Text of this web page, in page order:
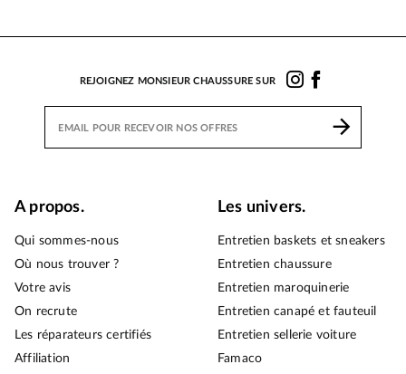
REJOIGNEZ MONSIEUR CHAUSSURE SUR
A propos.
Qui sommes-nous
Où nous trouver ?
Votre avis
On recrute
Les réparateurs certifiés
Affiliation
Les univers.
Entretien baskets et sneakers
Entretien chaussure
Entretien maroquinerie
Entretien canapé et fauteuil
Entretien sellerie voiture
Famaco